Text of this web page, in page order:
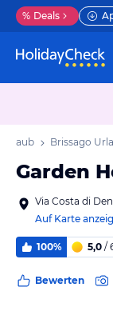
% Deals
Urlaub Brissago
Garden
Via Costa di
Auf Karte
100% 5,0 /
Bewerten